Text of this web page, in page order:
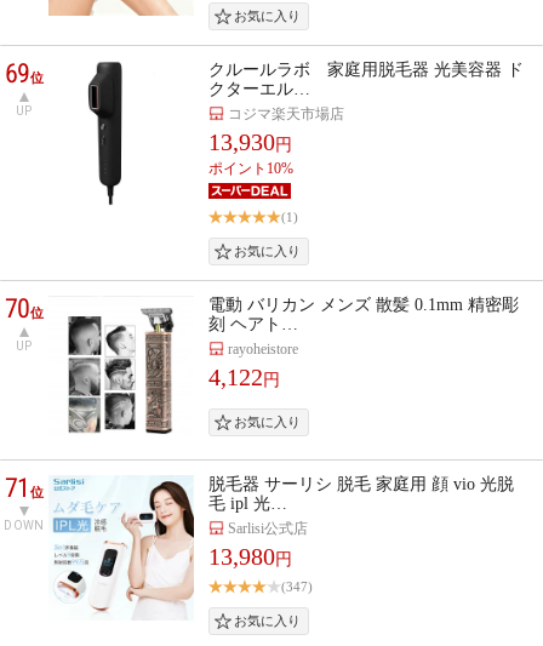
69位
UP
クルールラボ 家庭用脱毛器 光美容器 ド
クターエル…
コジマ楽天市場店
13,930円
ポイント10%
(1)
70位
UP
電動 バリカン メンズ 散髪 0.1mm 精密彫
刻 ヘアト…
rayoheistore
4,122 円
71位
DOWN
脱毛器 サーリシ 脱毛 家庭用 顔 vio 光脱
毛 ipl 光…
Sarlisi公式店
13,980円
(347)